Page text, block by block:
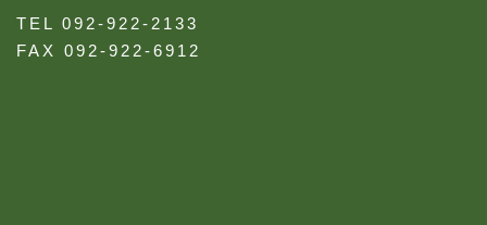
TEL 092-922-2133
FAX 092-922-6912